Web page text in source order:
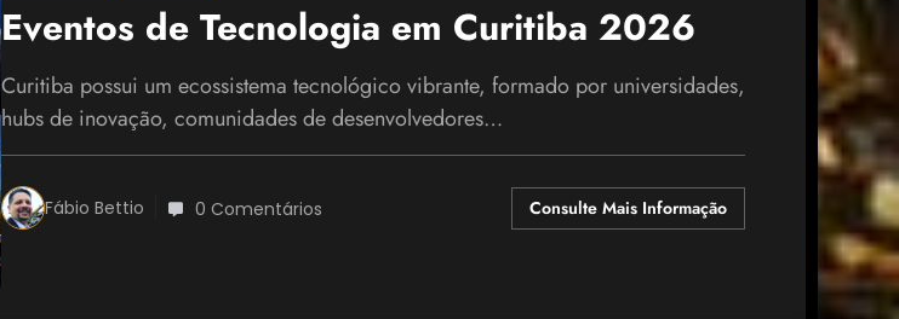
Eventos de Tecnologia em Curitiba 2026
Curitiba possui um ecossistema tecnológico vibrante, formado por universidades,
hubs de inovação, comunidades de desenvolvedores…
Fábio Bettio 0 Comentários Consulte Mais Informação